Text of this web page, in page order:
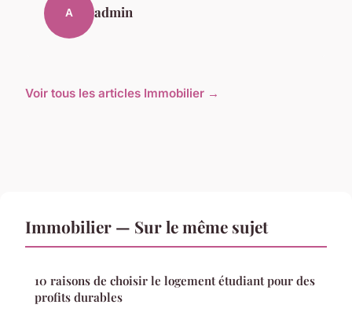
A admin
Voir tous les articles Immobilier →
Immobilier — Sur le même sujet
10 raisons de choisir le logement étudiant pour des
profits durables